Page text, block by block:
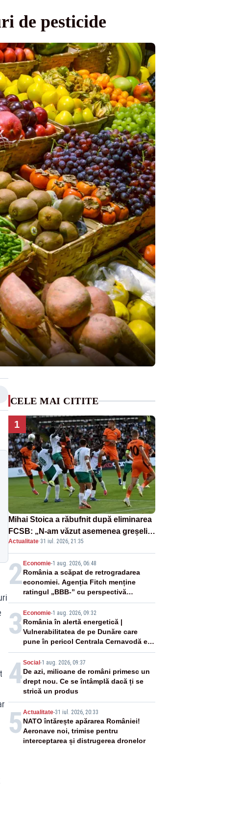
de pesticide
CELE MAI CITITE
1
Mihai Stoica a răbufnit după eliminarea
FCSB: „N-am văzut asemenea greșeli
în 190 de meciuri europene”
Actualitate·31 iul. 2026, 21:35
2 Economie-1 aug. 2026, 06:48
România a scăpat de retrogradarea
economiei. Agenția Fitch menține
ratingul „BBB-” cu perspectivă
negativă
3 Economie-1 aug. 2026, 09:32
România în alertă energetică |
Vulnerabilitatea de pe Dunăre care
pune în pericol Centrala Cernavodă era
cunoscută de pe vremea lui Ceaușescu
4Social -1 aug. 2026, 09:37
De azi, milioane de români primesc un
drept nou. Ce se întâmplă dacă ți se
strică un produs
5 Actualitate-31 iul. 2026, 20:33
NATO întărește apărarea României!
Aeronave noi, trimise pentru
interceptarea și distrugerea dronelor